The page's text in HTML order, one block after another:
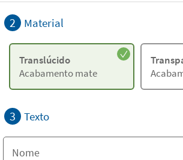
2 Material
Translúcido
Acabamento mate
3 Texto